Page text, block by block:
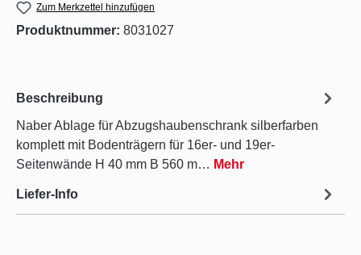
Zum Merkzettel hinzufügen
Produktnummer: 8031027
Beschreibung
Naber Ablage für Abzugshaubenschrank silberfarben
komplett mit Bodenträgern für 16er- und 19er-
Seitenwände H 40 mm B 560 m… Mehr
Liefer-Info